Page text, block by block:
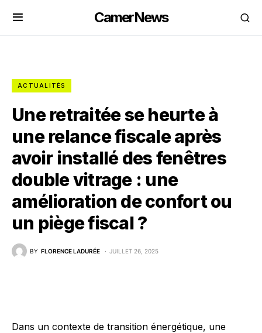
CamerNews
ACTUALITÉS
Une retraitée se heurte à
une relance fiscale après
avoir installé des fenêtres
double vitrage : une
amélioration de confort ou
un piège fiscal ?
BY FLORENCE LADURÉE JUILLET 26, 2025
Dans un contexte de transition énergétique, une